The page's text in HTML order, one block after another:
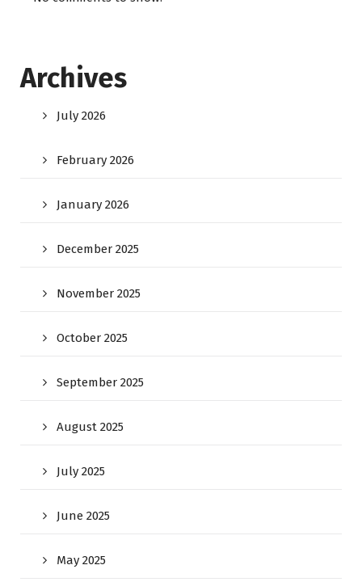
Archives
July 2026
February 2026
January 2026
December 2025
November 2025
October 2025
September 2025
August 2025
July 2025
June 2025
May 2025